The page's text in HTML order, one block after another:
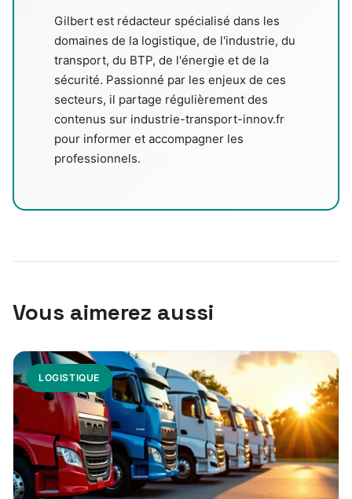
Gilbert est rédacteur spécialisé dans les
domaines de la logistique, de l'industrie, du
transport, du BTP, de l'énergie et de la
sécurité. Passionné par les enjeux de ces
secteurs, il partage régulièrement des
contenus sur industrie-transport-innov.fr
pour informer et accompagner les
professionnels.
Vous aimerez aussi
LOGISTIQUE